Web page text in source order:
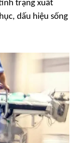
trạng xuất
dấu hiệu sống